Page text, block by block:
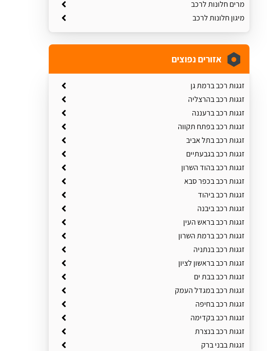
מרים חלונות לרכב
מיגון חלונות לרכב
אזורים נפוצים
זגגות רכב ברמת גן
זגגות רכב בהרצליה
זגגות רכב ברעננה
זגגות רכב בפתח תקווה
זגגות רכב בתל אביב
זגגות רכב בגבעתיים
זגגות רכב בהוד השרון
זגגות רכב בכפר סבא
זגגות רכב ביהוד
זגגות רכב ביבנה
זגגות רכב בראש העין
זגגות רכב ברמת השרון
זגגות רכב בנתניה
זגגות רכב בראשון לציון
זגגות רכב בבת ים
זגגות רכב במגדל העמק
זגגות רכב בחיפה
זגגות רכב בקדימה
זגגות רכב בנצרת
זגגות בבני ברק